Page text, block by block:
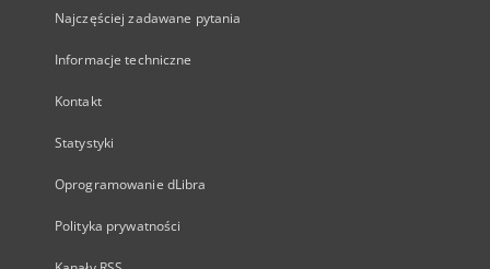
Najczęściej zadawane pytania
Informacje techniczne
Kontakt
Statystyki
Oprogramowanie dLibra
Polityka prywatności